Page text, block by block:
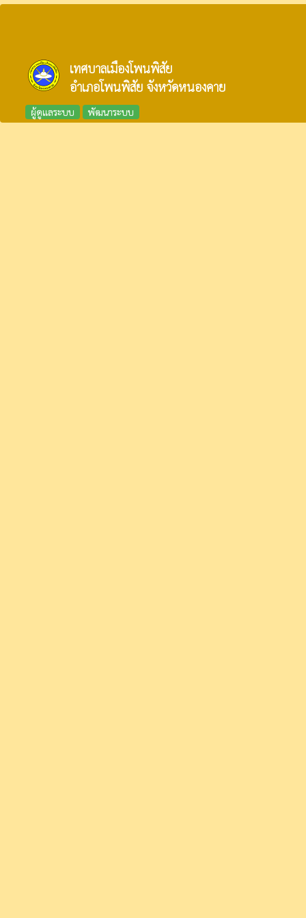
เทศบาลเมืองโพนพิสัย
อำเภอโพนพิสัย จังหวัดหนองคาย
ผู้ดูแลระบบ พัฒนาระบบ